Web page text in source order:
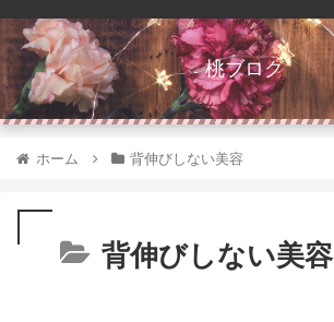
桃ブログ
ホーム 背伸びしない美容
背伸びしない美容